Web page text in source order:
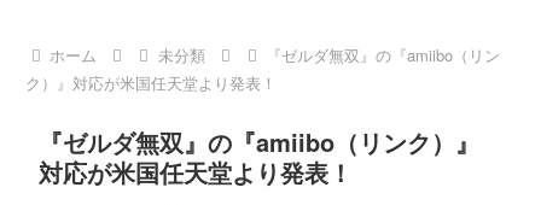
ホーム 未分類
『ゼルダ無双』の『amiibo（リン
ク）』対応が米国任天堂より発表！
『ゼルダ無双』の『amiibo（リンク）』
対応が米国任天堂より発表！